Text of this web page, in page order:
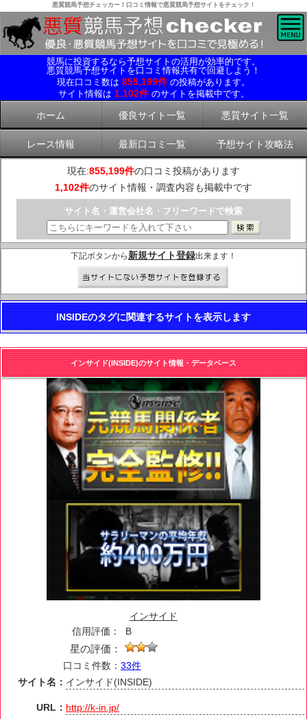
悪質競馬予想チェッカー！口コミ情報で悪質競馬予想サイトをチェック！
競馬に投資するなら予想サイトの活用が効率的です。
悪質競馬予想サイトを口コミ情報共有で回避しよう！
現在口コミ数は 855,199件 の投稿があります。
サイト情報は 1,102件 のサイトを掲載中です。
ホーム 優良サイト一覧 悪質サイト一覧
レース情報 最新口コミ一覧 予想サイト攻略法
現在:855,199件の口コミ投稿があります
1,102件のサイト情報・調査内容も掲載中です
サイト名・運営会社名・フリーワードで検索
下記ボタンから 新規サイト登録出来ます！
INSIDEのタグに関連するサイトを表示します
インサイド(INSIDE)のサイト情報・データベース
インサイド
信用評価：
B
星の評価：
口コミ件数： 33件
サイト名： インサイド(INSIDE)
URL： http://k-in.jp/